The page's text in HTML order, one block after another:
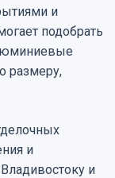
и
подобрать
размеру,
и
и